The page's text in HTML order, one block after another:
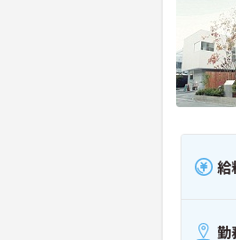
給
勤